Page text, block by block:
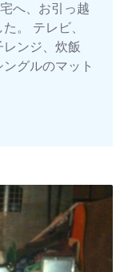
へ、お引っ越
。 テレビ、
ンジ、炊飯
グルのマット